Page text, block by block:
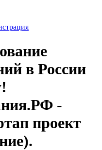
в России
-
проект